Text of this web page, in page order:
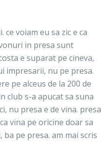
voiam eu sa zic e ca
in presa sunt
e suparat pe cineva,
impresarii, nu pe presa.
pe alceus de la 200 de
club s-a apucat sa suna
nu presa e de vina. presa
vina pe oricine doar sa
pe presa. am mai scris